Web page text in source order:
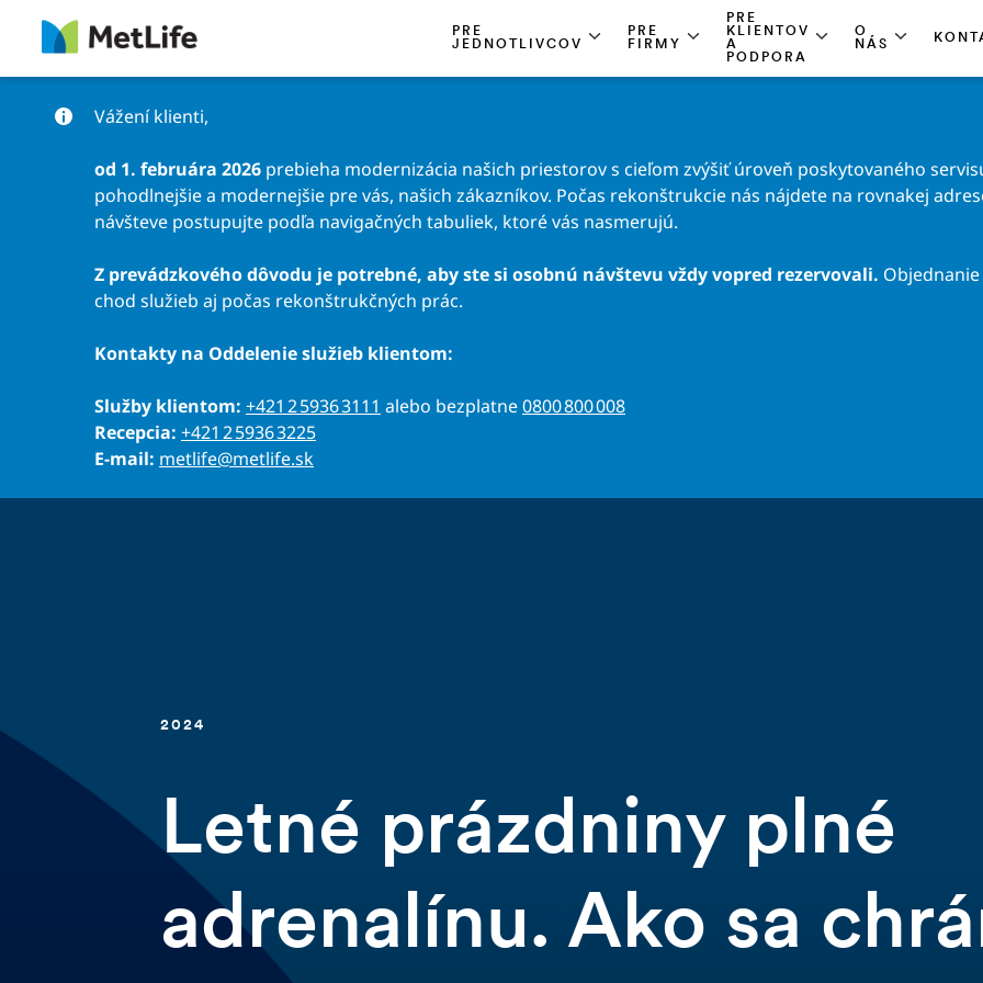
Preskočiť na obsah
PRE
JEDNOTLIVCOV
PRE
FIRMY
PRE
KLIENTOV
A
PODPORA
O
NÁS
Vážení klienti,
od 1. februára 2026 prebieha modernizácia našich priestorov s cieľom zvýšiť úroveň poskytovaného
pohodlnejšie a modernejšie pre vás, našich zákazníkov. Počas rekonštrukcie nás nájdete na rovnakej
návšteve postupujte podľa navigačných tabuliek, ktoré vás nasmerujú.
Z prevádzkového dôvodu je potrebné, aby ste si osobnú návštevu vždy vopred rezervovali.
chod služieb aj počas rekonštrukčných prác.
Kontakty na Oddelenie služieb klientom:
Služby klientom: +421 2 5936 3111 alebo bezplatne0800 800 008
Recepcia: +421 2 5936 3225
E-mail: metlife@metlife.sk
2024
Letné prázdniny plné
adrenalínu. Ako sa